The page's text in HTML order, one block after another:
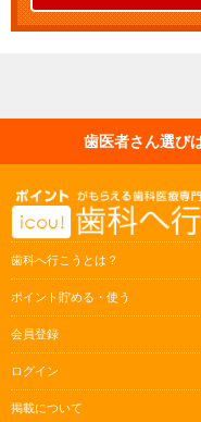
歯医者さん選び
歯科へ行こうとは？
ポイント貯める・使う
会員登録
ログイン
掲載について